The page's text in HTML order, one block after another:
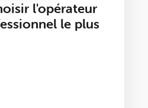
l'opérateur
le plus